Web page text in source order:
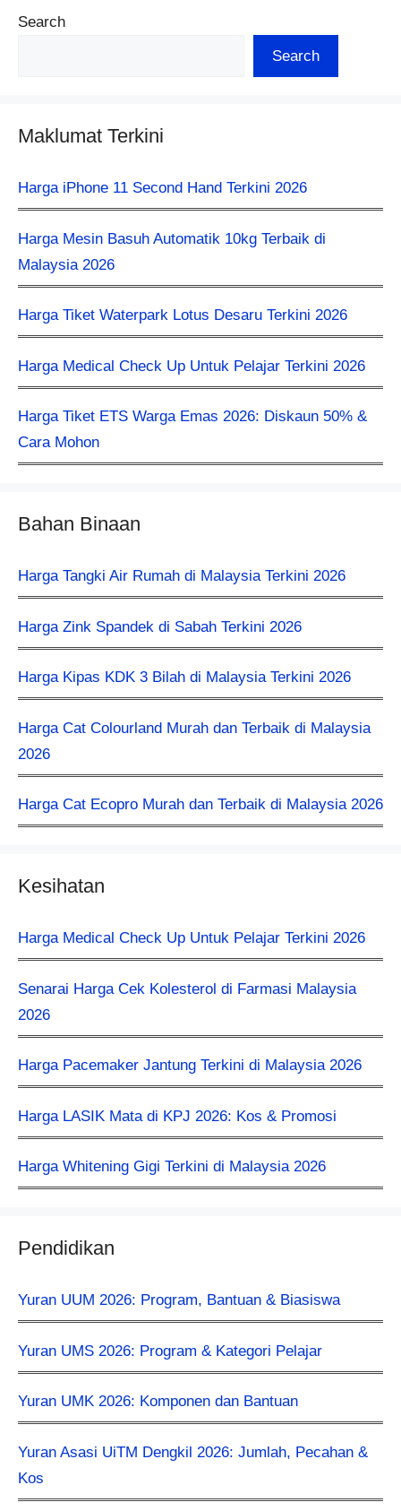
Search
Search
Maklumat Terkini
Harga iPhone 11 Second Hand Terkini 2026
Harga Mesin Basuh Automatik 10kg Terbaik di
Malaysia 2026
Harga Tiket Waterpark Lotus Desaru Terkini 2026
Harga Medical Check Up Untuk Pelajar Terkini 2026
Harga Tiket ETS Warga Emas 2026: Diskaun 50% &
Cara Mohon
Bahan Binaan
Harga Tangki Air Rumah di Malaysia Terkini 2026
Harga Zink Spandek di Sabah Terkini 2026
Harga Kipas KDK 3 Bilah di Malaysia Terkini 2026
Harga Cat Colourland Murah dan Terbaik di Malaysia
2026
Harga Cat Ecopro Murah dan Terbaik di Malaysia 2026
Kesihatan
Harga Medical Check Up Untuk Pelajar Terkini 2026
Senarai Harga Cek Kolesterol di Farmasi Malaysia
2026
Harga Pacemaker Jantung Terkini di Malaysia 2026
Harga LASIK Mata di KPJ 2026: Kos & Promosi
Harga Whitening Gigi Terkini di Malaysia 2026
Pendidikan
Yuran UUM 2026: Program, Bantuan & Biasiswa
Yuran UMS 2026: Program & Kategori Pelajar
Yuran UMK 2026: Komponen dan Bantuan
Yuran Asasi UiTM Dengkil 2026: Jumlah, Pecahan &
Kos